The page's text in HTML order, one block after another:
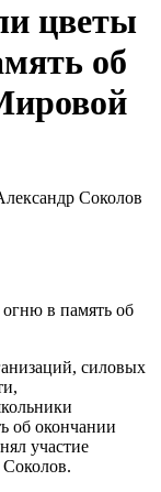
цветы
об
Соколов
силовых
об окончании
участие